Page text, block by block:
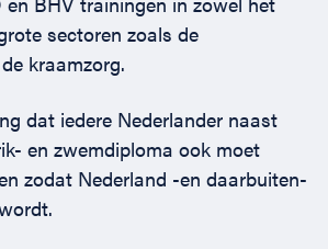
en winkels
Onderwijs
)medici
voor (para-) medici
handelen voor iedereen
veelgestelde vragen
vragen
Incompany offerte
sectoren zoals de
kraamzorg.
dat iedere Nederlander naast
en zwemdiploma ook moet
zodat Nederland -en daarbuiten-